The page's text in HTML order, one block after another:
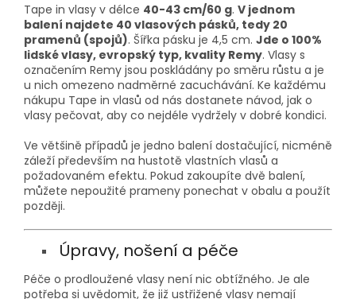
Tape in vlasy v délce 40-43 cm/60 g. V jednom
balení najdete 40 vlasových pásků, tedy 20
pramenů (spojů). Šířka pásku je 4,5 cm. Jde o 100%
lidské vlasy, evropský typ, kvality Remy. Vlasy s
označením Remy jsou poskládány po směru růstu a je
u nich omezeno nadměrné zacuchávání. Ke každému
nákupu Tape in vlasů od nás dostanete návod, jak o
vlasy pečovat, aby co nejdéle vydržely v dobré kondici.
Ve většině případů je jedno balení dostačující, nicméně
záleží především na hustotě vlastních vlasů a
požadovaném efektu. Pokud zakoupíte dvě balení,
můžete nepoužité prameny ponechat v obalu a použít
později.
Úpravy, nošení a péče
Péče o prodloužené vlasy není nic obtížného. Je ale
potřeba si uvědomit, že již ustřižené vlasy nemají